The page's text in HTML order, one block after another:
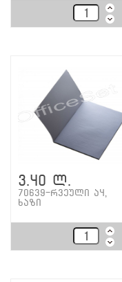
3.40 ლ.
70639-რვეული ა4,
ხაზი